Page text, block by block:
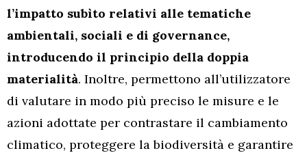
l’impatto subìto relativi alle tematiche
ambientali, sociali e di governance,
introducendo il principio della doppia
materialità. Inoltre, permettono all’utilizzatore
di valutare in modo più preciso le misure e le
azioni adottate per contrastare il cambiamento
climatico, proteggere la biodiversità e garantire